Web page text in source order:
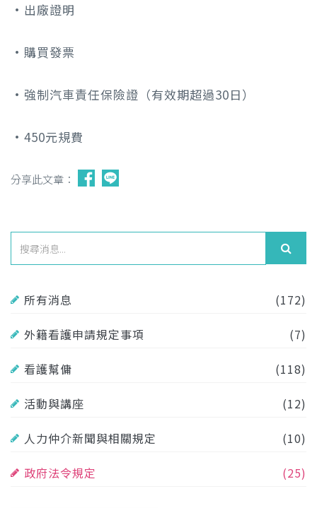
所有消息 (172)
外籍看護申請規定事項 (7)
看護幫傭 (118)
活動與講座 (12)
人力仲介新聞與相關規定 (10)
政府法令規定 (25)
•出廠證明
•購買發票
•強制汽車責任保險證（有效期超過30日）
•450元規費
分享此文章：